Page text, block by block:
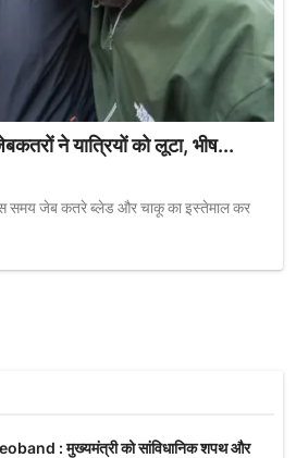
ने यात्रियों को लूटा, भीष...
समय जेब कतरे ब्लेड और चाकू का इस्तेमाल कर
: मुख्यमंत्री को सांविधानिक शपथ और